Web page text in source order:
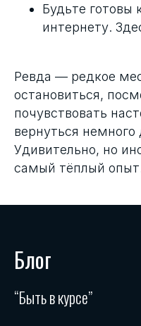
Будьте готовы
интернету.
Ревда — редкое
остановиться,
почувствовать
вернуться
Удивительно, но
самый тёплый
Блог
“Быть в курсе”